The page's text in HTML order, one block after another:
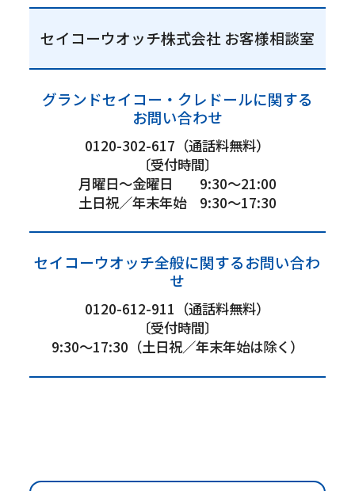
セイコーウオッチ株式会社 お客様相談室
グランドセイコー・クレドールに関する
お問い合わせ
0120-302-617（通話料無料）
〔受付時間〕
月曜日〜金曜日 9:30～21:00
土日祝／年末年始 9:30～17:30
セイコーウオッチ全般に関するお問い合わ
せ
0120-612-911（通話料無料）
〔受付時間〕
9:30～17:30（土日祝／年末年始は除く）